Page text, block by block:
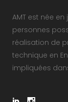
AMT est née en
personnes
réalisation de
technique en
impliquées